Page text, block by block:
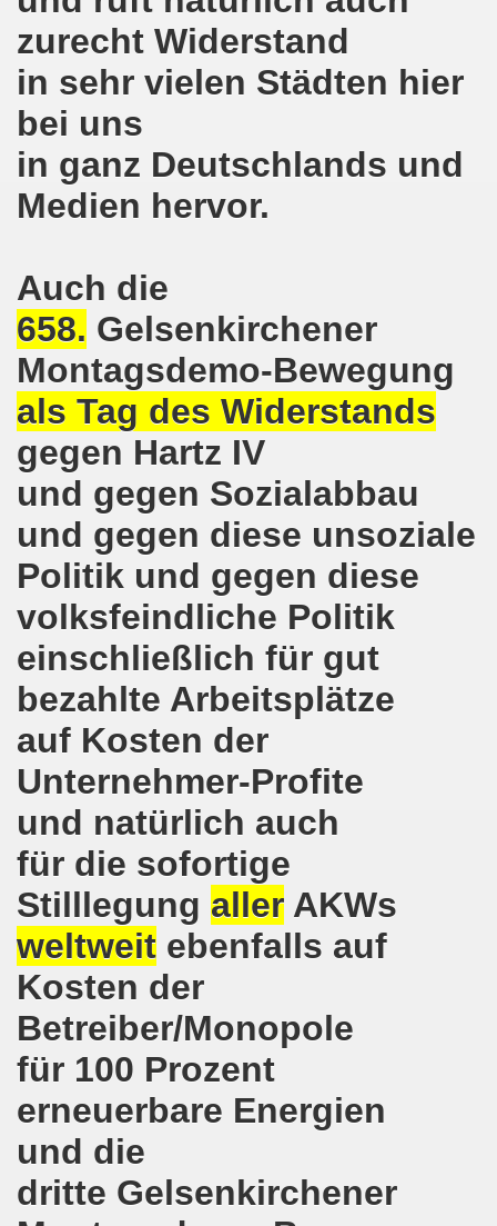
zurecht Widerstand
in sehr vielen Städten hier
bei uns
in ganz Deutschlands und
Medien hervor.
Auch die
658. Gelsenkirchener
Montagsdemo-Bewegung
als Tag des Widerstands
gegen Hartz IV
und gegen Sozialabbau
und gegen diese unsoziale
Politik und gegen diese
volksfeindliche Politik
einschließlich für gut
bezahlte Arbeitsplätze
auf Kosten der
Unternehmer-Profite
und natürlich auch
für die sofortige
Stilllegung aller AKWs
weltweit ebenfalls auf
Kosten der
Betreiber/Monopole
für 100 Prozent
erneuerbare Energien
und die
dritte Gelsenkirchener
macht im neuen Jahr 2022 am 10.01.2022
am 13.12.2021 nimmt Ampel-Koalition unter
am 06.12.2021 in Halle an der Saale Contra
Bewegung am 08.11.2021 im Zeichen des Kampfs zur
Armut und auch gegen Arbeitsplatzvernichtung stand
die Abwälzung der Krisenlasten auf unserem
in Gelsenkirchenen-Buer am 11.10.2021
Gelsenkirchener Montagsdemo-Bewegung am
auch wieder für die Landesliste der
am 13.09.2021 im direkten Gespräch -
solidarisch am 12.07.2021 mit Stefan Engel,
Bewegung Gelsenkirchen am 12.07.2021!
Bürger am 14.06.2021 müssen alle
Gelsenkirchener Montagsdemo-Bewegung am
Bewegung am 17.05.2021 setzt Zeichen der Solidarität
am 12.04.2021: Klare Kante gegen Corona-
am 29.03.2021 mit großem Zuspruch -
Bewegung am 29.03.2021 steht konsequent
sendet kämpferische Grüße am 08.03.2021 zum
Bewegung am 08.03.2021 im Zeichen des
Montagsdemo-Bewegung am 08. März
bei Eiseskälte gegen die katastrophale Flüchtlings-
Montagsdemo-Bewegung am 11. Januar 2021